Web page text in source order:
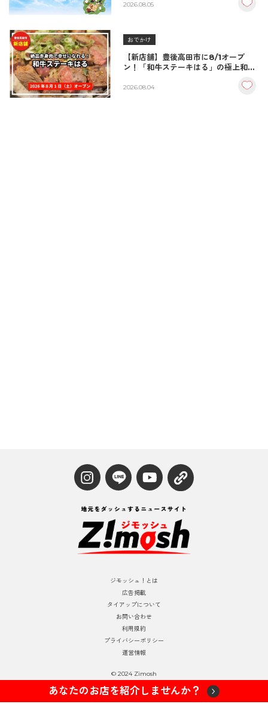
2026.08.05
おでかけ
【新店舗】豊後高田市に8/1オープ
ン！「和牛ステーキはる」の極上和牛
2026.08.04
ジモッシュ！とは
広告掲載
タイアップについて
お問い合わせ
利用規約
プライバシーポリシー
運営情報
© 2024 Zimosh
あなたのお店を紹介しませんか？